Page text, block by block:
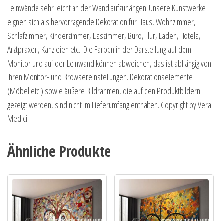
Leinwände sehr leicht an der Wand aufzuhängen. Unsere Kunstwerke
eignen sich als hervorragende Dekoration für Haus, Wohnzimmer,
Schlafzimmer, Kinderzimmer, Esszimmer, Büro, Flur, Laden, Hotels,
Arztpraxen, Kanzleien etc.. Die Farben in der Darstellung auf dem
Monitor und auf der Leinwand können abweichen, das ist abhängig von
ihren Monitor- und Browsereinstellungen. Dekorationselemente
(Möbel etc.) sowie äußere Bildrahmen, die auf den Produktbildern
gezeigt werden, sind nicht im Lieferumfang enthalten. Copyright by Vera
Medici
Ähnliche Produkte